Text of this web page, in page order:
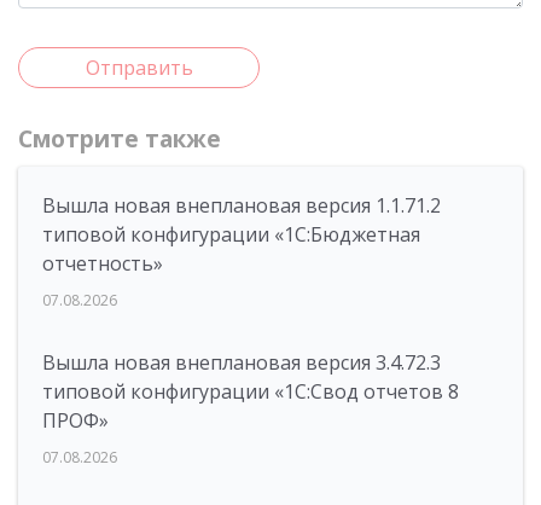
Отправить
Смотрите также
Вышла новая внеплановая версия 1.1.71.2
типовой конфигурации «1C:Бюджетная
отчетность»
07.08.2026
Вышла новая внеплановая версия 3.4.72.3
типовой конфигурации «1C:Свод отчетов 8
ПРОФ»
07.08.2026